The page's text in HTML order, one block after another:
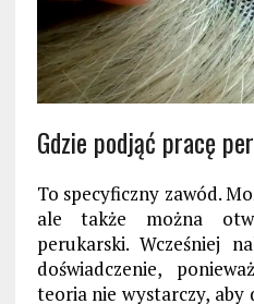
Gdzie podjąć pracę
To specyficzny zawód.
ale także można
perukarski. Wcześniej
doświadczenie,
teoria nie wystarczy, aby